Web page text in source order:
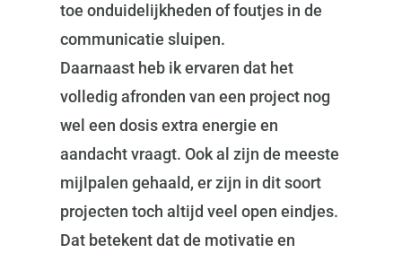
toe onduidelijkheden of foutjes in de
communicatie sluipen.
Daarnaast heb ik ervaren dat het
volledig afronden van een project nog
wel een dosis extra energie en
aandacht vraagt. Ook al zijn de meeste
mijlpalen gehaald, er zijn in dit soort
projecten toch altijd veel open eindjes.
Dat betekent dat de motivatie en